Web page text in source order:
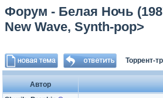
Форум - Белая Ночь
New Wave, Synth-pop>
Торрент-
Автор